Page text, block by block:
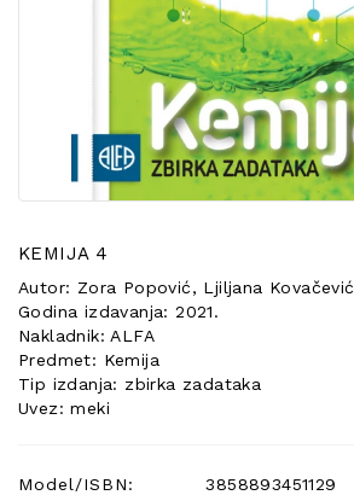
POSEBNA
KEMIJA 4
Autor: Zora Popović, Ljiljana Kovačević
Godina izdavanja: 2021.
Nakladnik: ALFA
Predmet: Kemija
Tip izdanja: zbirka zadataka
Uvez: meki
Model/ISBN:
3858893451129